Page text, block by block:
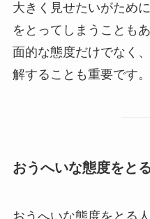
大きく見せたいがため
をとってしまうことも
面的な態度だけでなく
解することも重要です。
おうへいな態度をと
おうへいな態度をとる